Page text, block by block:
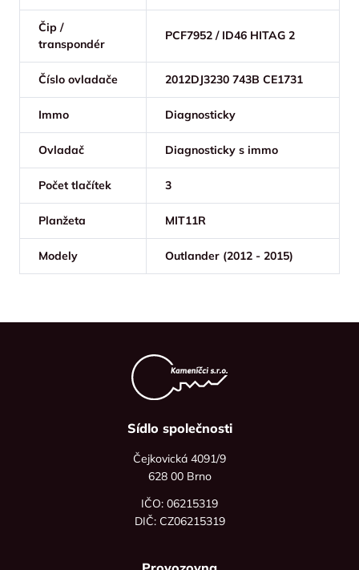
Čip /
transpondér
PCF7952 / ID46 HITAG 2
Číslo ovladače 2012DJ3230 743B CE1731
Immo Diagnosticky
Ovladač Diagnosticky s immo
Počet tlačítek 3
Planžeta MIT11R
Modely Outlander (2012 - 2015)
Sídlo společnosti
Čejkovická 4091/9
628 00 Brno
IČO: 06215319
DIČ: CZ06215319